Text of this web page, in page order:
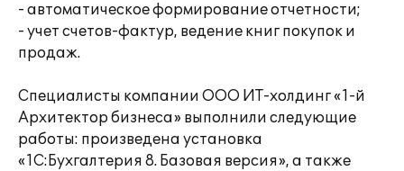
- автоматическое формирование отчетности;
- учет счетов-фактур, ведение книг покупок и
продаж.
Специалисты компании ООО ИТ-холдинг «1-й
Архитектор бизнеса» выполнили следующие
работы: произведена установка
«1С:Бухгалтерия 8. Базовая версия», а также